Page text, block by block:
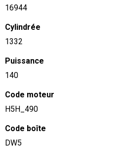
16944
Cylindrée
1332
Puissance
140
Code moteur
H5H_490
Code boîte
DW5